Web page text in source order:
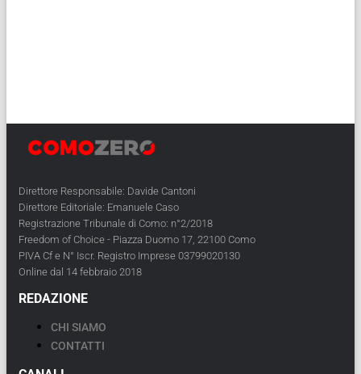
Direttore Responsabile: Davide Cantoni
Direttore Editoriale: Emanuele Caso
Registrazione Tribunale di Como: n°2/2018
Freedom of Choice - Piazza Duomo 17, 22100 Como
PIVA Cf e N° Iscr. Registro Imprese 03799020130
Online dal 14 febbraio 2018
REDAZIONE
CHI SIAMO
CONTATTI